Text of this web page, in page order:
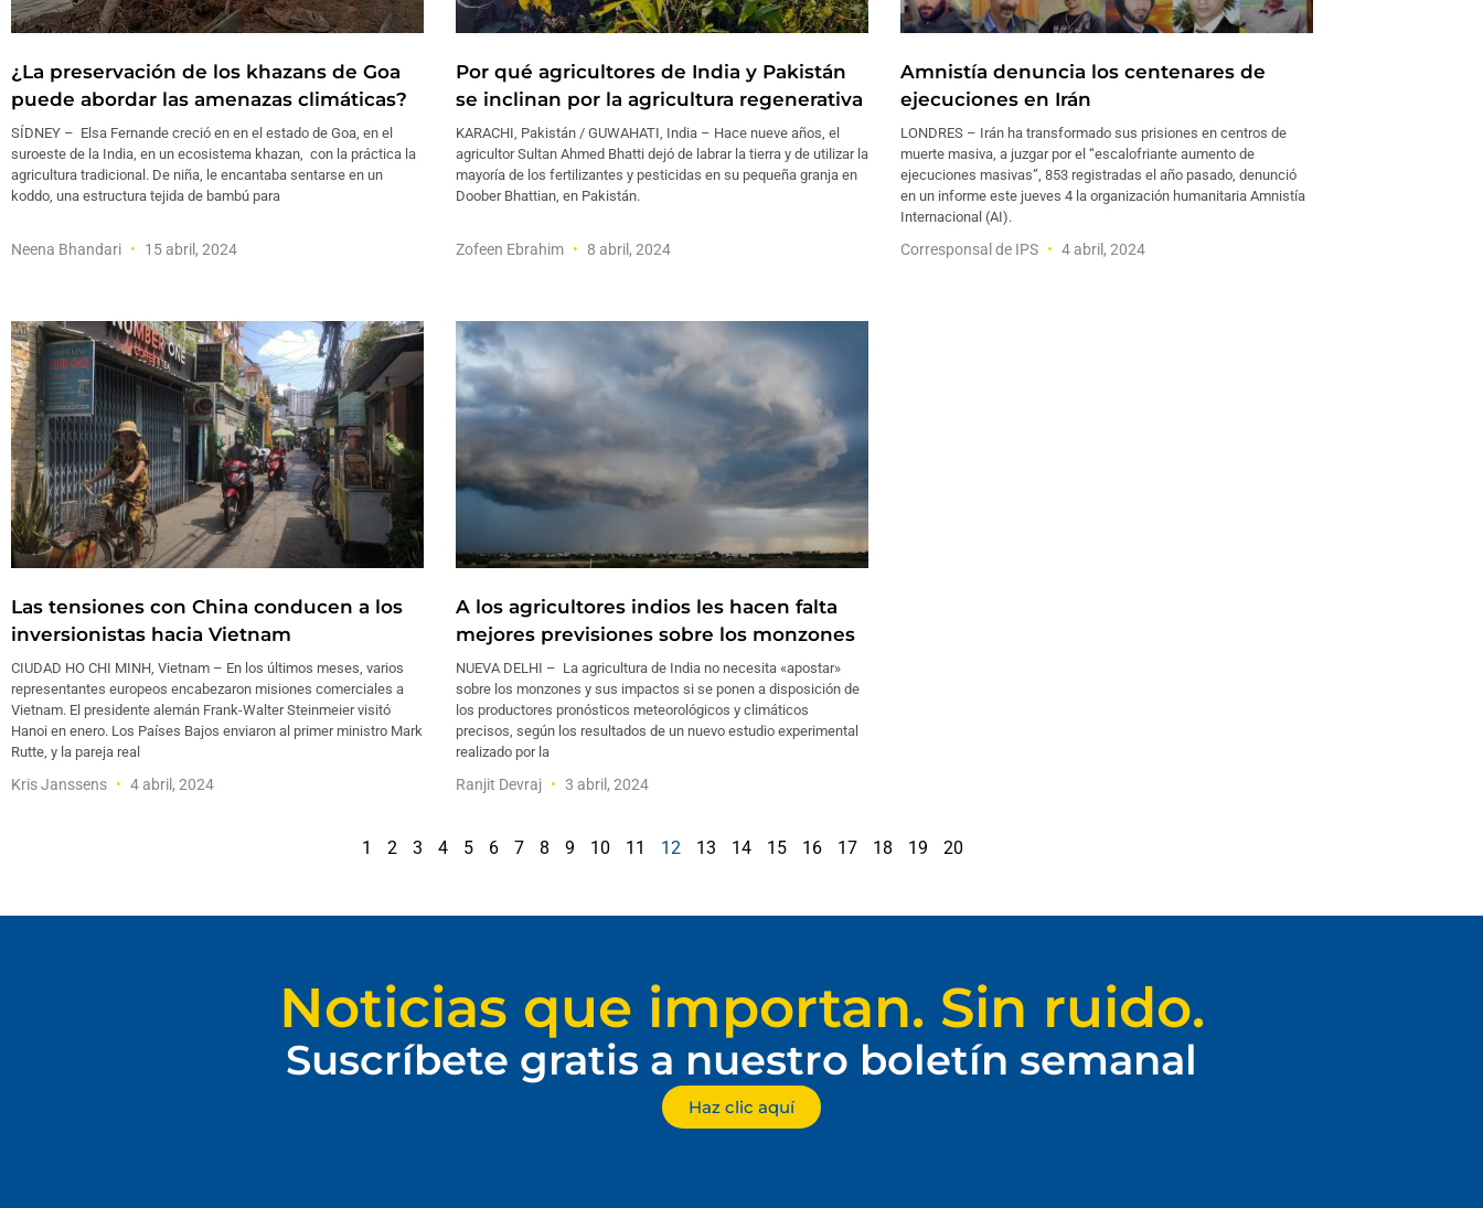
¿La preservación de los khazans de Goa
puede abordar las amenazas climáticas?
SÍDNEY – Elsa Fernande creció en en el estado de Goa, en el
suroeste de la India, en un ecosistema khazan, con la práctica la
agricultura tradicional. De niña, le encantaba sentarse en un
koddo, una estructura tejida de bambú para
Neena Bhandari 15 abril, 2024
Por qué agricultores de India y Pakistán
se inclinan por la agricultura regenerativa
KARACHI, Pakistán / GUWAHATI, India – Hace nueve años, el
agricultor Sultan Ahmed Bhatti dejó de labrar la tierra y de utilizar la
mayoría de los fertilizantes y pesticidas en su pequeña granja en
Doober Bhattian, en Pakistán.
Zofeen Ebrahim 8 abril, 2024
Amnistía denuncia los centenares de
ejecuciones en Irán
LONDRES – Irán ha transformado sus prisiones en centros de
muerte masiva, a juzgar por el “escalofriante aumento de
ejecuciones masivas”, 853 registradas el año pasado, denunció
en un informe este jueves 4 la organización humanitaria Amnistía
Internacional (AI).
Corresponsal de IPS 4 abril, 2024
Las tensiones con China conducen a los
inversionistas hacia Vietnam
CIUDAD HO CHI MINH, Vietnam – En los últimos meses, varios
representantes europeos encabezaron misiones comerciales a
Vietnam. El presidente alemán Frank-Walter Steinmeier visitó
Hanoi en enero. Los Países Bajos enviaron al primer ministro Mark
Rutte, y la pareja real
Kris Janssens 4 abril, 2024
A los agricultores indios les hacen falta
mejores previsiones sobre los monzones
NUEVA DELHI – La agricultura de India no necesita «apostar»
sobre los monzones y sus impactos si se ponen a disposición de
los productores pronósticos meteorológicos y climáticos
precisos, según los resultados de un nuevo estudio experimental
realizado por la
Ranjit Devraj 3 abril, 2024
1 2 3 4 5 6 7 8 9 10 11 12 13 14 15 16 17 18 19 20
Noticias que importan. Sin ruido.
Suscríbete gratis a nuestro boletín semanal
Haz clic aquí